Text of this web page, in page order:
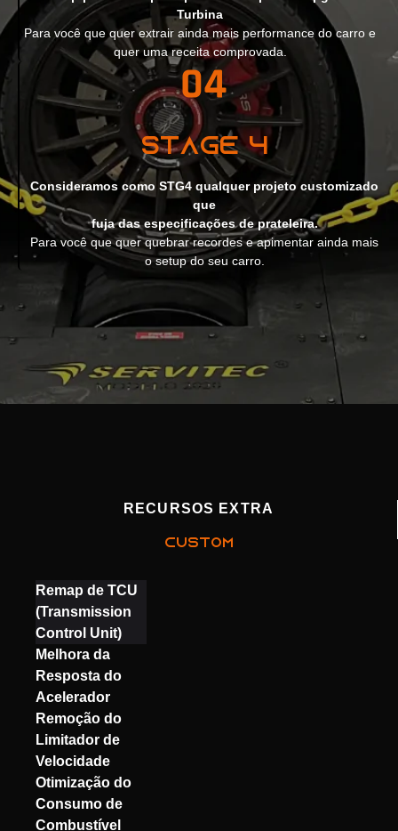
Turbina
Para você que quer extrair ainda mais performance do carro e
quer uma receita comprovada.
Stage 4
Consideramos como STG4 qualquer projeto customizado
que
fuja das especificações de prateleira.
Para você que quer quebrar recordes e apimentar ainda mais
o setup do seu carro.
RECURSOS EXTRA
CUSTOM
Remap de TCU
(Transmission
Control Unit)
Melhora da
Resposta do
Acelerador
Remoção do
Limitador de
Velocidade
Otimização do
Consumo de
Combustível